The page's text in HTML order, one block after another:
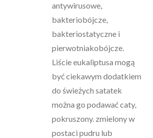
antywirusowe,
bakteriobójcze,
bakteriostatyczne i
pierwotniakobójcze.
Liście eukaliptusa mogą
być ciekawym dodatkiem
do świeżych satatek
można go podawać caty,
pokruszony. zmielony w
postaci pudru lub